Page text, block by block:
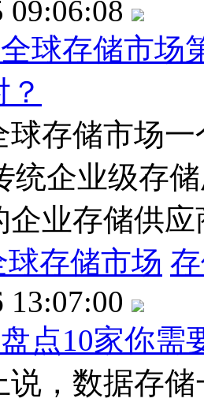
09:06:08
全球存储市场
球存储市场
统企业级存
企业存储供应
球存储市场
13:07:00
盘点10家你需
说，数据存